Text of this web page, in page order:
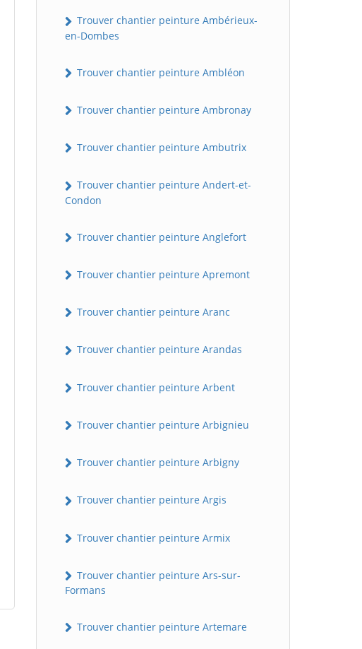
Trouver chantier peinture Ambérieux-
en-Dombes
Trouver chantier peinture Ambléon
Trouver chantier peinture Ambronay
Trouver chantier peinture Ambutrix
Trouver chantier peinture Andert-et-
Condon
Trouver chantier peinture Anglefort
Trouver chantier peinture Apremont
Trouver chantier peinture Aranc
Trouver chantier peinture Arandas
Trouver chantier peinture Arbent
Trouver chantier peinture Arbignieu
Trouver chantier peinture Arbigny
Trouver chantier peinture Argis
Trouver chantier peinture Armix
Trouver chantier peinture Ars-sur-
Formans
Trouver chantier peinture Artemare